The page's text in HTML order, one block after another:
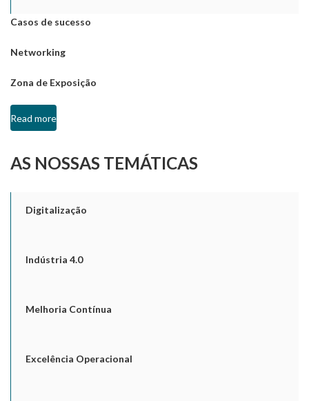
Casos de sucesso
Networking
Zona de Exposição
Read more
AS NOSSAS TEMÁTICAS
Digitalização
Indústria 4.0
Melhoria Contínua
Excelência Operacional